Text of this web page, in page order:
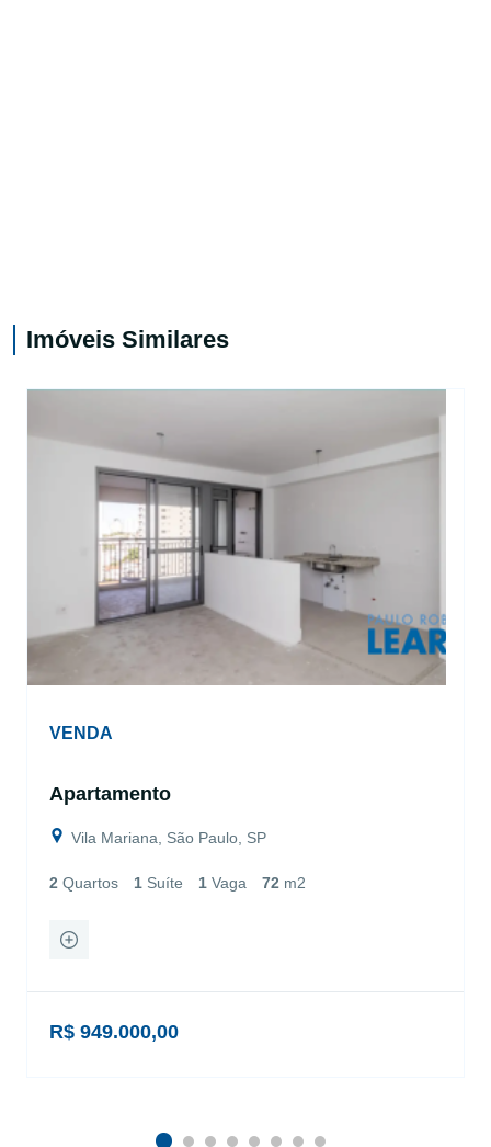
Imóveis Similares
VENDA
Apartamento
Vila Mariana, São Paulo, SP
2 Quartos 1 Suíte 1 Vaga 72 m2
R$ 949.000,00